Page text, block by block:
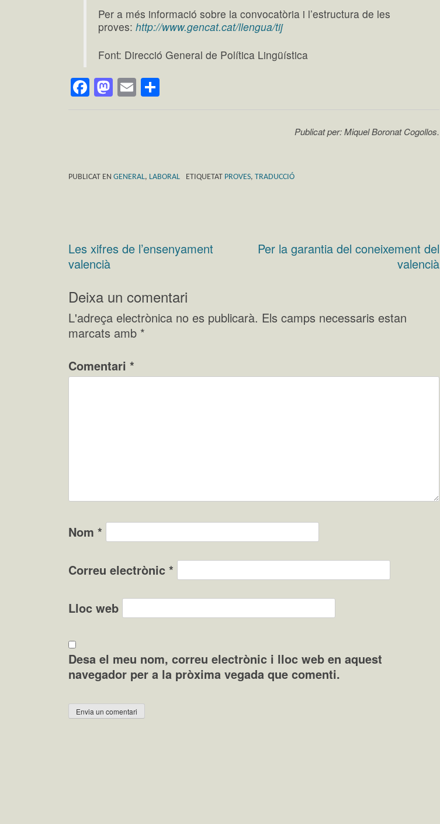
Per a més informació sobre la convocatòria i l’estructura de les
proves:http://www.gencat.cat/llengua/tij
Font: Direcció General de Política Lingüística
Facebook
Mastodon
Email
Publicat per: Miquel Boronat Cogollos.
PUBLICAT EN GENERAL, LABORAL ETIQUETAT PROVES, TRADUCCIÓ
Navegació
Les xifres de l’ensenyament
valencià
Per la garantia del coneixement del
valencià
Deixa un comentari
L'adreça electrònica no es publicarà. Els camps necessaris estan
marcats amb *
Comentari *
Nom *
Correu electrònic *
Lloc web
Desa el meu nom, correu electrònic i lloc web en aquest
navegador per a la pròxima vegada que comenti.